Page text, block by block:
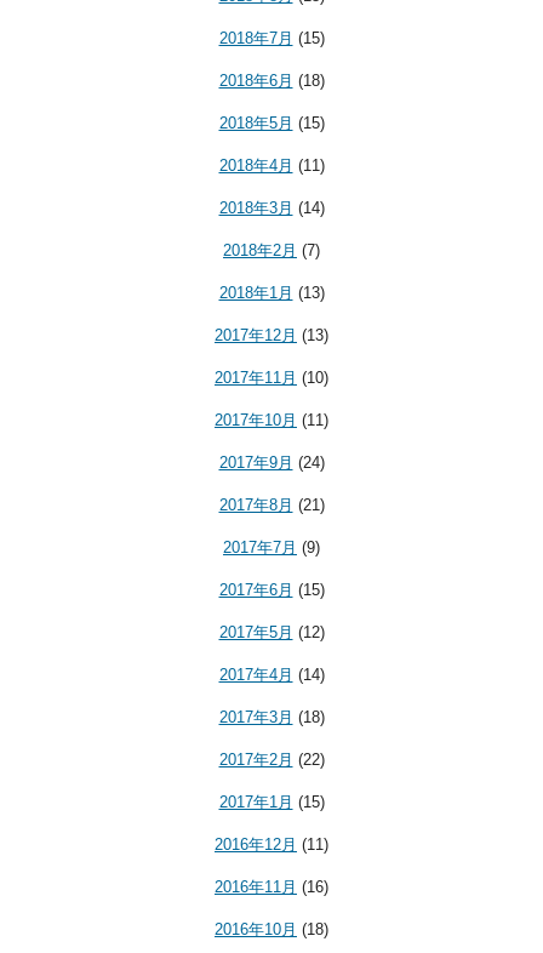
2018年7月 (15)
2018年6月 (18)
2018年5月 (15)
2018年4月 (11)
2018年3月 (14)
2018年2月 (7)
2018年1月 (13)
2017年12月 (13)
2017年11月 (10)
2017年10月 (11)
2017年9月 (24)
2017年8月 (21)
2017年7月 (9)
2017年6月 (15)
2017年5月 (12)
2017年4月 (14)
2017年3月 (18)
2017年2月 (22)
2017年1月 (15)
2016年12月 (11)
2016年11月 (16)
2016年10月 (18)